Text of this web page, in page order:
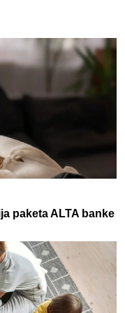
paketa ALTA banke